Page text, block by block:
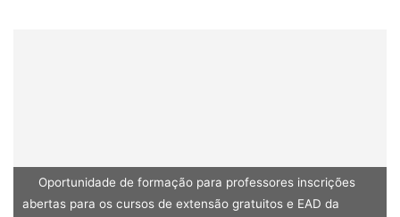
Oportunidade de formação para professores inscrições
abertas para os cursos de extensão gratuitos e EAD da